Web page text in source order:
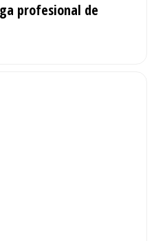
profesional de